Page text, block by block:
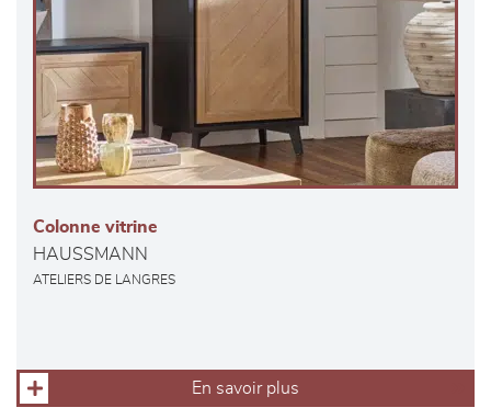
Colonne vitrine
HAUSSMANN
ATELIERS DE LANGRES
En savoir plus